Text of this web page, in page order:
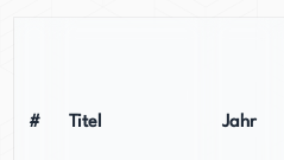
# Titel Jahr